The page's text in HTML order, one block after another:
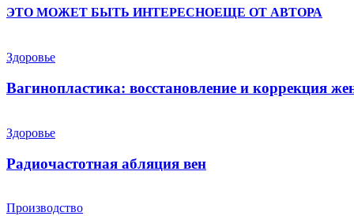
ЭТО МОЖЕТ БЫТЬ ИНТЕРЕСНОЕЩЕ ОТ АВТОРА
Здоровье
Вагинопластика: восстановление и коррекция
Здоровье
Радиочастотная абляция вен
Производство